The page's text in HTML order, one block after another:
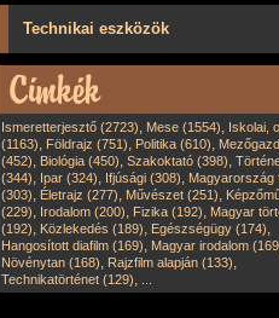
Technikai eszközök
Ismeretterjesztő (2723), Mese (1554), Iskolai,
(1163), Földrajz (751), Politika (610),
(452), Biológia (450), Szakoktató (398),
(344), Ipar (324), Ifjúsági (308), Magyarország
(303), Életrajz (277), Művészet (251),
(229), Irodalom (200), Fizika (192), Magyar
(192), Közlekedés (189), Egészségügy (174),
Hangosított diafilm (169), Magyar irodalom
Növénytan (168), Rajzfilm alapján (133),
Technikatörténet (129),